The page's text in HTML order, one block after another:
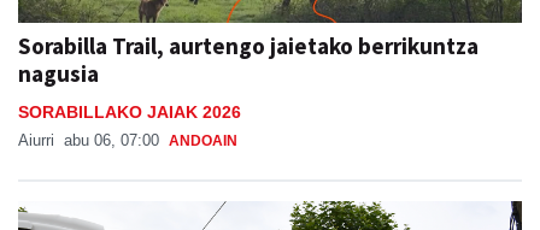
Sorabilla Trail, aurtengo jaietako berrikuntza
nagusia
SORABILLAKO JAIAK 2026
Aiurri abu 06, 07:00 ANDOAIN